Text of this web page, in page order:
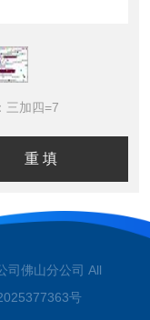
三加四=7
司佛山分公司 All
号